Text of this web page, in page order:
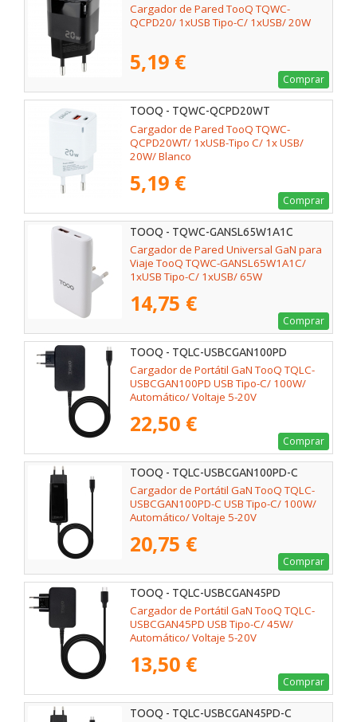
Cargador de Pared TooQ TQWC-
QCPD20/ 1xUSB Tipo-C/ 1xUSB/ 20W
5,19 €
Comprar
TOOQ - TQWC-QCPD20WT
Cargador de Pared TooQ TQWC-
QCPD20WT/ 1xUSB-Tipo C/ 1x USB/
20W/ Blanco
5,19 €
Comprar
TOOQ - TQWC-GANSL65W1A1C
Cargador de Pared Universal GaN para
Viaje TooQ TQWC-GANSL65W1A1C/
1xUSB Tipo-C/ 1xUSB/ 65W
14,75 €
Comprar
TOOQ - TQLC-USBCGAN100PD
Cargador de Portátil GaN TooQ TQLC-
USBCGAN100PD USB Tipo-C/ 100W/
Automático/ Voltaje 5-20V
22,50 €
Comprar
TOOQ - TQLC-USBCGAN100PD-C
Cargador de Portátil GaN TooQ TQLC-
USBCGAN100PD-C USB Tipo-C/ 100W/
Automático/ Voltaje 5-20V
20,75 €
Comprar
TOOQ - TQLC-USBCGAN45PD
Cargador de Portátil GaN TooQ TQLC-
USBCGAN45PD USB Tipo-C/ 45W/
Automático/ Voltaje 5-20V
13,50 €
Comprar
TOOQ - TQLC-USBCGAN45PD-C